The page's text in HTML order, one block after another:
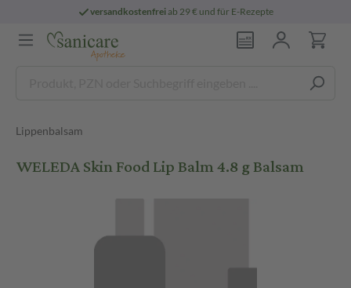
versandkostenfreiab 29 € und für E-Rezepte
Lippenbalsam
WELEDA Skin Food Lip Balm 4.8 g Balsam